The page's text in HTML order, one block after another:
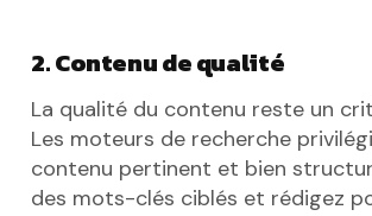
2. Contenu de qualité
La qualité du contenu reste un
Les moteurs de recherche
contenu pertinent et bien
des mots-clés ciblés et rédigez